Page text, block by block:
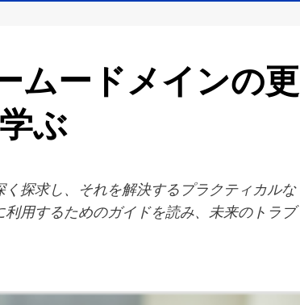
ムードメインの更
ぶ
探求し、それを解決するプラクティカルな
用するためのガイドを読み、未来のトラブ